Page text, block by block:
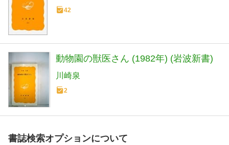
42
動物園の獣医さん (1982年) (岩波新書)
川崎泉
2
書誌検索オプションについて